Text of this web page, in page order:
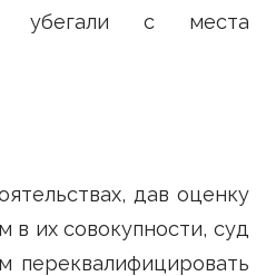
убегали с места
дав оценку
в их совокупности, суд
переквалифицировать